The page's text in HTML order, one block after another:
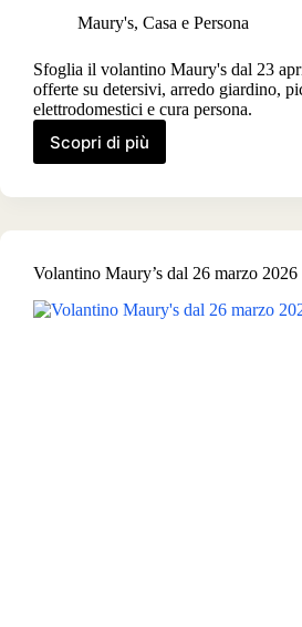
Maury's, Casa e Persona
Sfoglia il volantino Maury's dal 23
offerte su detersivi, arredo giardino,
elettrodomestici e cura persona.
Scopri di più
Volantino
dal
aprile
Volantino Maury’s dal 26 marzo 2026